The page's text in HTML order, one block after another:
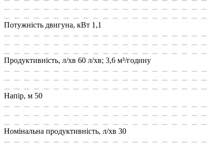
Потужність двигуна, кВт 1,1
Продуктивність, л/хв 60 л/хв; 3,6 м³/годину
Напір, м 50
Номінальна продуктивність, л/хв 30